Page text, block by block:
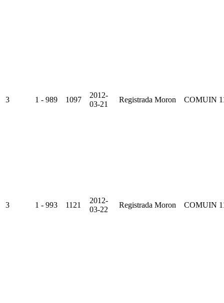
3 1 - 989 1097
2012-
03-21
Registrada Moron COMUIN
3 1 - 993 1121
2012-
03-22
Registrada Moron COMUIN